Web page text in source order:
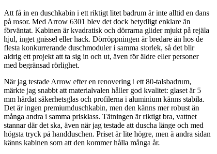
Att få in en duschkabin i ett riktigt litet badrum är inte alltid en dans
på rosor. Med Arrow 6301 blev det dock betydligt enklare än
förväntat. Kabinen är kvadratisk och dörrarna glider mjukt på rejäla
hjul, inget gnissel eller hack. Dörröppningen är bredare än hos de
flesta konkurrerande duschmoduler i samma storlek, så det blir
aldrig ett projekt att ta sig in och ut, även för äldre eller personer
med begränsad rörlighet.
När jag testade Arrow efter en renovering i ett 80-talsbadrum,
märkte jag snabbt att materialvalen håller god kvalitet: glaset är 5
mm härdat säkerhetsglas och profilerna i aluminium känns stabila.
Det är ingen premiumduschkabin, men den känns mer robust än
många andra i samma prisklass. Tätningen är riktigt bra, vattnet
stannar där det ska, även när jag testade att duscha länge och med
högsta tryck på handduschen. Priset är lite högre, men å andra sidan
känns kabinen som att den kommer hålla många år.